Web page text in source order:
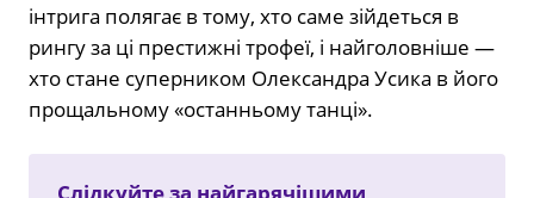
інтрига полягає в тому, хто саме зійдеться в
рингу за ці престижні трофеї, і найголовніше —
хто стане суперником Олександра Усика в його
прощальному «останньому танці».